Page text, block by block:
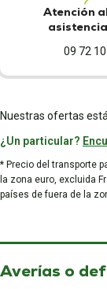
Atención
09 72
Nuestras ofertas
¿Un particular?
* Precio del transporte
la zona euro, excluida
países de fuera de la
Averías o